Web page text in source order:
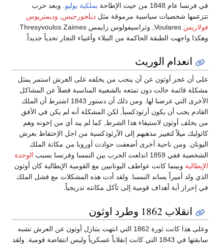
في فرنسا عام 1848 من حيث الإطاحة
بملكية يوليو . وبعد حرب
تتزعمها شخصيات سياسية مرموقة مثل ديلجورجيس
وديمتريوس
فولاريس
وهكذا واجهت الطبقة الحاكمة من النبلاء وأغنياء التجار تحدياً جديداً.
انعدام الوريث
على أن عجز أوثون عن أن ينجب من يخلفه على العرش استمر يمثل
مشكلة قائمة حالت دون تمتعه بالشعبية المناسبة فضلاً عن المشاكل
الأخرى التي عرضنا لها. ومن ذلك أن دستور 1843 اشترط أن الملك
القادم يجب أن يكون أرثوذكسياً, لكن المشكلة أنه لم يكن في الأفق
من يخلف أوثون لاستيفاء هذا الشرط, كما لم يبد أي من إخوته وهم
كاثوليك ميلاً لتغيير مذهبهم إلى الأرثوذكسية من اجل الإحتفاظ بعرش
اليونان. ومن ناحية أخرى أضعفت حوادث أوروبا من مكانة الملك
الشخصية ففي 1859 اندلعت الحرب بين النمسا وفرنسا بسبب
الوحدة
الإيطالية وبينما كانت عواطف اليونانيين مع القومية الإيطالية كان أوثون
الذي ولد أميراً يساند النمسا. ولقد أدت هذه المشكلات مع فشل الملك
في إحراز أية أهداف قومية إلى تآكل مكانته تدريجياً.
انقلاب 1862 وطرد اوثون
وعلى هذا كانت ثورة 1862 التي انتهت بتنازل أوثون عن العرش تشبه
سابقتها في 1843 التي كانت إنقلاباً عسكرياً وليس انتفاضة قومية. ولقد